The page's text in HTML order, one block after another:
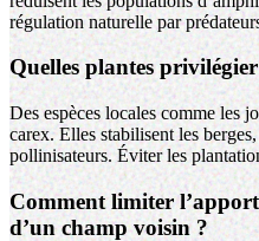
régulation naturelle par
Quelles plantes
Des espèces locales comme les
carex. Elles stabilisent les
pollinisateurs. Éviter les
Comment limiter
d’un champ voisin ?